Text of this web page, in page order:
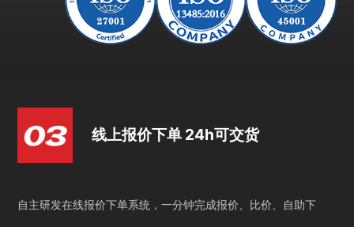
线上报价下单 24h可交货
自主研发在线报价下单系统，一分钟完成报价、比价、自助下